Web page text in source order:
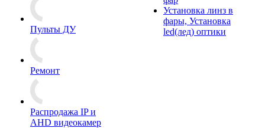
Пульты ДУ
Ремонт
Распродажа IP и
AHD видеокамер
Установка линз в
фары, Установка
led(лед) оптики